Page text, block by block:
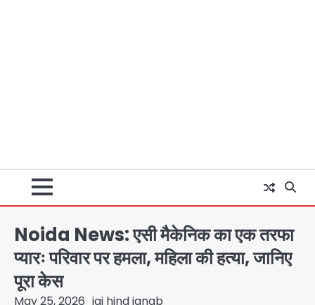
Noida News: एसी मैकेनिक का एक तरफा
प्यारः परिवार पर हमला, महिला की हत्या, जानिए
पूरा केस
May 25, 2026 jai hind janab